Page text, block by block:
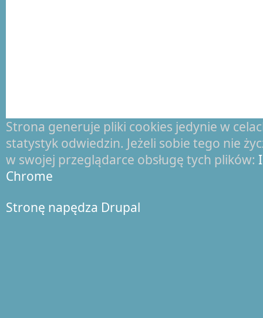
Strona generuje pliki cookies jedynie w
statystyk odwiedzin. Jeżeli sobie tego nie
w swojej przeglądarce obsługę tych plików:
Chrome
Stronę napędza Drupal